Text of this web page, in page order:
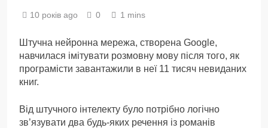
10 років ago 0 1 mins
Штучна нейронна мережа, створена Google,
навчилася імітувати розмовну мову після того, як
програмісти завантажили в неї 11 тисяч невиданих
книг.
Від штучного інтелекту було потрібно логічно
зв’язувати два будь-яких речення із романів